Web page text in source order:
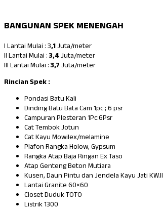
BANGUNAN SPEK MENENGAH
I Lantai Mulai : 3,1Juta/meter
II Lantai Mulai :3,4Juta/meter
III Lantai Mulai :3,7Juta/meter
Rincian Spek :
Pondasi Batu Kali
Dinding Batu Bata Cam 1pc ; 6 psr
Campuran Plesteran 1Pc:6Psr
Cat Tembok Jotun
Cat Kayu Mowilex/melamine
Plafon Rangka Holow, Gypsum
Rangka Atap Baja Ringan Ex Taso
Atap Genteng Beton Mutiara
Kusen, Daun Pintu dan Jendela Kayu Jati KW.II
Lantai Granite 60×60
Closet Duduk TOTO
Listrik 1300